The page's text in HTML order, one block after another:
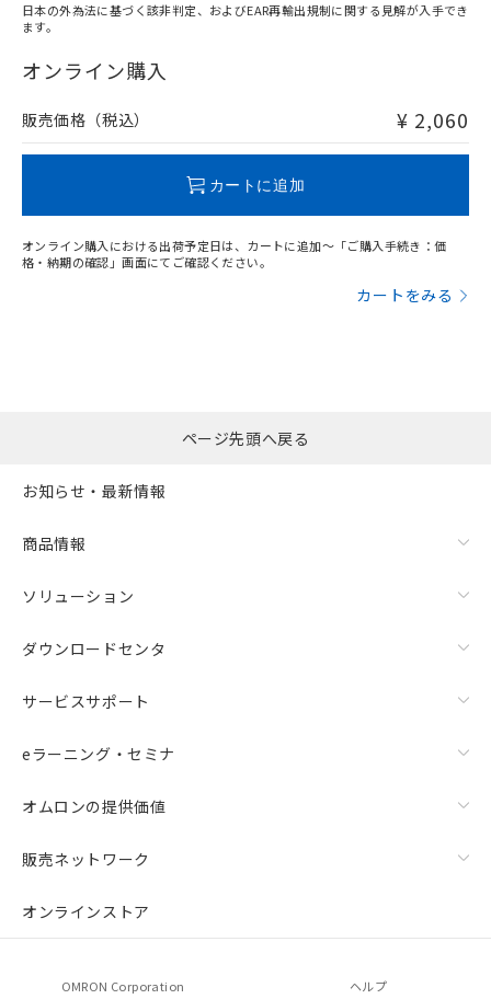
在庫等で未対応品が混在する可能性があります。
問い合わせください。
日本の外為法に基づく該非判定、およびEAR再輸出規制に関する見解が入手でき
ます。
オンライン購入
販売価格（税込） ¥ 2,060
カートに追加
オンライン購入における出荷予定日は、カートに追加～「ご購入手続き：価
格・納期の確認」画面にてご確認ください。
カートをみる
ページ先頭へ戻る
お知らせ・最新情報
商品情報
ソリューション
ダウンロードセンタ
サービスサポート
eラーニング・セミナ
オムロンの提供価値
販売ネットワーク
オンラインストア
OMRON Corporation ヘルプ